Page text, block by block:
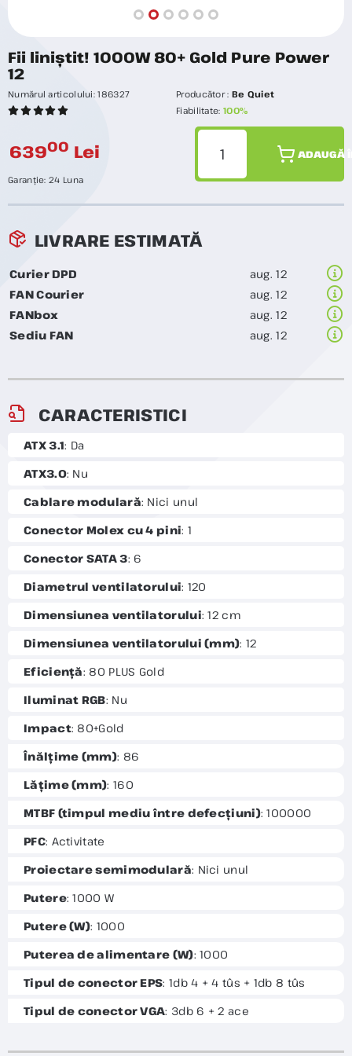
Fii liniștit! 1000W 80+ Gold Pure Power
12
Numărul articolului:186327 Producător : Be Quiet
Fiabilitate: 100%
63900 Lei
Garanție: 24 Luna
ADAUGĂ
LIVRARE ESTIMATĂ
Curier DPD
aug. 12
FAN Courier
aug. 12
FANbox
aug. 12
Sediu FAN
aug. 12
CARACTERISTICI
ATX 3.1: Da
ATX3.0: Nu
Cablare modulară: Nici unul
Conector Molex cu 4 pini: 1
Conector SATA 3: 6
Diametrul ventilatorului: 120
Dimensiunea ventilatorului: 12 cm
Dimensiunea ventilatorului (mm): 12
Eficiență: 80 PLUS Gold
Iluminat RGB: Nu
Impact: 80+Gold
Înălțime (mm): 86
Lățime (mm): 160
MTBF (timpul mediu între defecțiuni): 100000
PFC: Activitate
Proiectare semimodulară: Nici unul
Putere: 1000 W
Putere (W): 1000
Puterea de alimentare (W): 1000
Tipul de conector EPS: 1db 4 + 4 tûs + 1db 8 tûs
Tipul de conector VGA: 3db 6 + 2 ace